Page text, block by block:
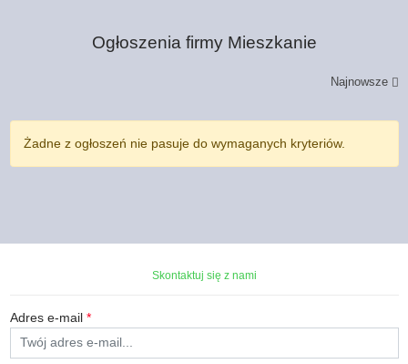
Ogłoszenia firmy Mieszkanie
Najnowsze
Żadne z ogłoszeń nie pasuje do wymaganych kryteriów.
Skontaktuj się z nami
Adres e-mail *